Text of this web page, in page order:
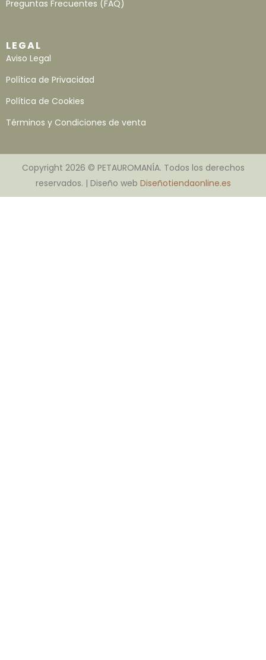
Preguntas Frecuentes (FAQ)
LEGAL
Aviso Legal
Política de Privacidad
Política de Cookies
Términos y Condiciones de venta
Copyright 2026 © PETAUROMANÍA. Todos los derechos
reservados. | Diseño web Diseñotiendaonline.es